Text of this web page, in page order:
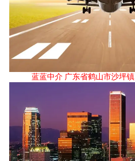
蓝蓝中介 广东省鹤山市沙坪镇